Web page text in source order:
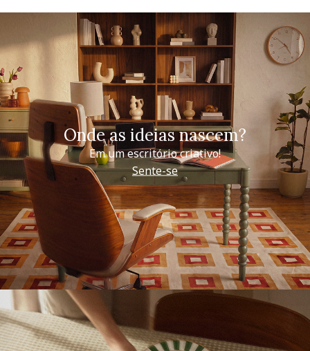
Onde as ideias nascem?
Em um escritório criativo!
Sente-se